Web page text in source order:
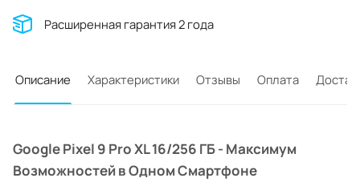
Расширенная гарантия 2 года
Описание Характеристики Отзывы Оплата
Google Pixel 9 Pro XL 16/256 ГБ - Максимум
Возможностей в Одном Смартфоне